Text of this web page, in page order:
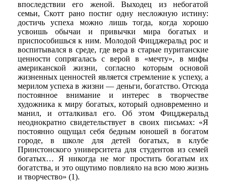
впоследствии его женой. Выходец из небогатой
семьи, Скотт рано постиг одну несложную истину:
достичь успеха можно лишь тогда, когда хорошо
усвоишь обычаи и привычки мира богатых и
приспособишься к ним. Молодой Фицджеральд рос и
воспитывался в среде, где вера в старые пуританские
ценности сопрягалась с верой в «мечту», в мифы
американской жизни, согласно которым основой
жизненных ценностей является стремление к успеху, а
мерилом успеха в жизни — деньги, богатство. Отсюда
постоянное внимание и интерес в творчестве
художника к миру богатых, который одновременно и
манил, и отталкивал его. Об этом Фицджеральд
неоднократно свидетельствует в своих письмах: «Я
постоянно ощущал себя бедным юношей в богатом
городе, в школе для детей богатых, в клубе
Принстонского университета для студентов из семей
богатых… Я никогда не мог простить богатым их
богатства, и это ощутимо повлияло на всю мою жизнь
и творчество» (1).